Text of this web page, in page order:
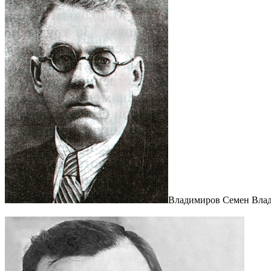
Владимиров Семен